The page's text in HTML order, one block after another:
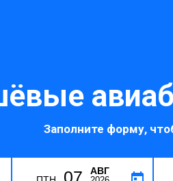
Заполните форму,
07 АВГ